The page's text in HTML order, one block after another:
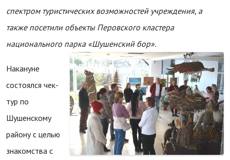
спектром туристических возможностей учреждения, а
также посетили объекты Перовского кластера
национального парка «Шушенский бор».
Накануне
состоялся чек-
тур по
Шушенскому
району с целью
знакомства с